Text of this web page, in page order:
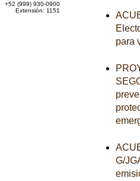
+52 (999) 930-0900
Extensión: 1151
para
G/